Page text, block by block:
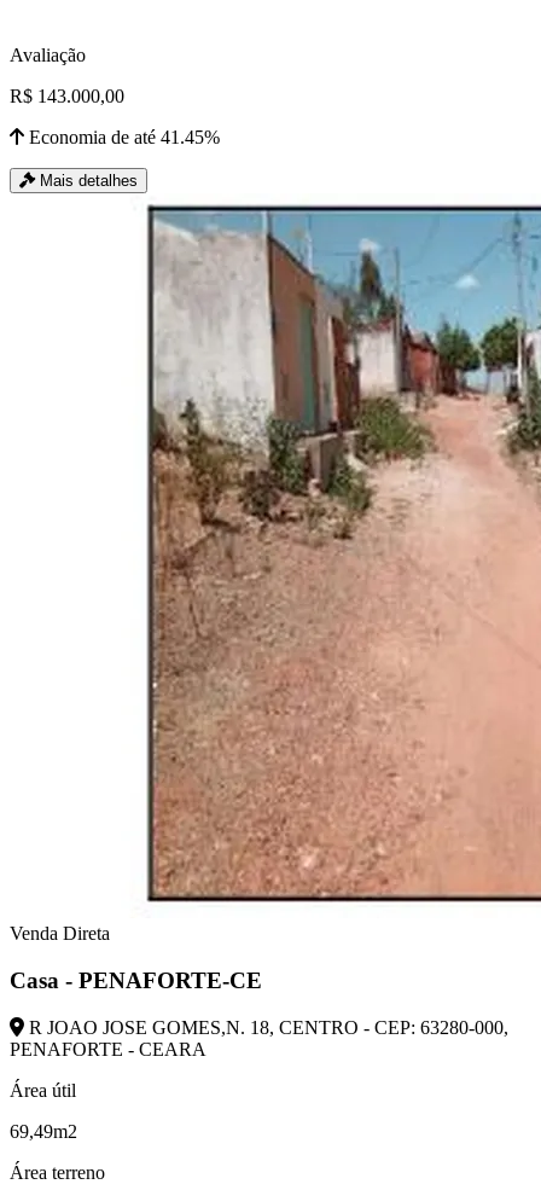
Avaliação
R$ 143.000,00
Economia de até 41.45%
Mais detalhes
Venda Direta
Casa - PENAFORTE-CE
R JOAO JOSE GOMES,N. 18, CENTRO - CEP: 63280-000,
PENAFORTE - CEARA
Área útil
69,49m2
Área terreno